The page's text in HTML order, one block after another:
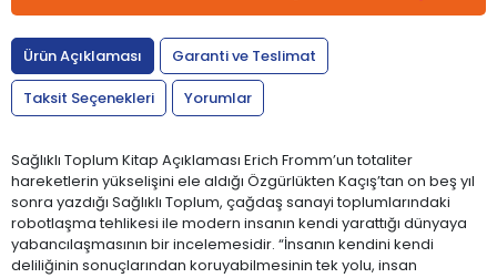
Ürün Açıklaması
Garanti ve Teslimat
Taksit Seçenekleri
Yorumlar
Sağlıklı Toplum Kitap Açıklaması Erich Fromm’un totaliter
hareketlerin yükselişini ele aldığı Özgürlükten Kaçış’tan on beş yıl
sonra yazdığı Sağlıklı Toplum, çağdaş sanayi toplumlarındaki
robotlaşma tehlikesi ile modern insanın kendi yarattığı dünyaya
yabancılaşmasının bir incelemesidir. “İnsanın kendini kendi
deliliğinin sonuçlarından koruyabilmesinin tek yolu, insan